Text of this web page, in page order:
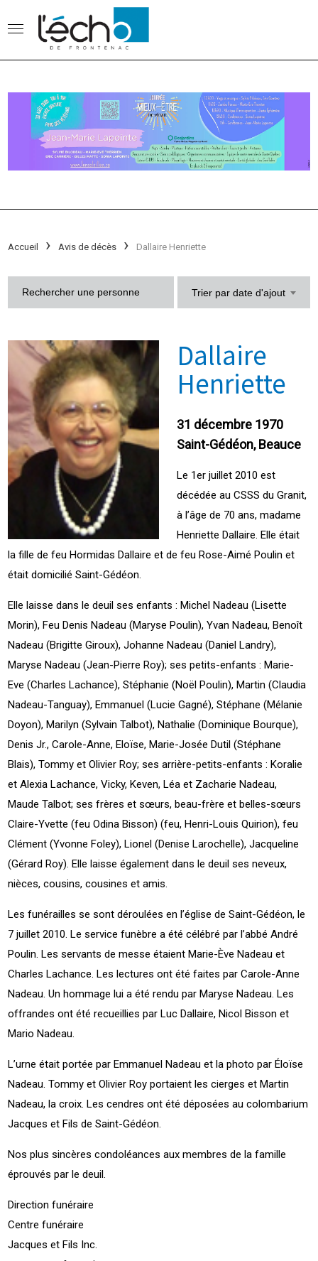
Accueil Avis de décès Dallaire Henriette
Trier par date d'ajout
Dallaire
Henriette
31 décembre 1970
Saint-Gédéon, Beauce
Le 1er juillet 2010 est
décédée au CSSS du Granit,
à l’âge de 70 ans, madame
Henriette Dallaire. Elle était
la fille de feu Hormidas Dallaire et de feu Rose-Aimé Poulin et
était domicilié Saint-Gédéon.
Elle laisse dans le deuil ses enfants : Michel Nadeau (Lisette
Morin), Feu Denis Nadeau (Maryse Poulin), Yvan Nadeau, Benoît
Nadeau (Brigitte Giroux), Johanne Nadeau (Daniel Landry),
Maryse Nadeau (Jean-Pierre Roy); ses petits-enfants : Marie-
Eve (Charles Lachance), Stéphanie (Noël Poulin), Martin (Claudia
Nadeau-Tanguay), Emmanuel (Lucie Gagné), Stéphane (Mélanie
Doyon), Marilyn (Sylvain Talbot), Nathalie (Dominique Bourque),
Denis Jr., Carole-Anne, Eloïse, Marie-Josée Dutil (Stéphane
Blais), Tommy et Olivier Roy; ses arrière-petits-enfants : Koralie
et Alexia Lachance, Vicky, Keven, Léa et Zacharie Nadeau,
Maude Talbot; ses frères et sœurs, beau-frère et belles-sœurs
Claire-Yvette (feu Odina Bisson) (feu, Henri-Louis Quirion), feu
Clément (Yvonne Foley), Lionel (Denise Larochelle), Jacqueline
(Gérard Roy). Elle laisse également dans le deuil ses neveux,
nièces, cousins, cousines et amis.
Les funérailles se sont déroulées en l’église de Saint-Gédéon, le
7 juillet 2010. Le service funèbre a été célébré par l’abbé André
Poulin. Les servants de messe étaient Marie-Ève Nadeau et
Charles Lachance. Les lectures ont été faites par Carole-Anne
Nadeau. Un hommage lui a été rendu par Maryse Nadeau. Les
offrandes ont été recueillies par Luc Dallaire, Nicol Bisson et
Mario Nadeau.
L’urne était portée par Emmanuel Nadeau et la photo par Éloïse
Nadeau. Tommy et Olivier Roy portaient les cierges et Martin
Nadeau, la croix. Les cendres ont été déposées au colombarium
Jacques et Fils de Saint-Gédéon.
Nos plus sincères condoléances aux membres de la famille
éprouvés par le deuil.
Direction funéraire
Centre funéraire
Jacques et Fils Inc.